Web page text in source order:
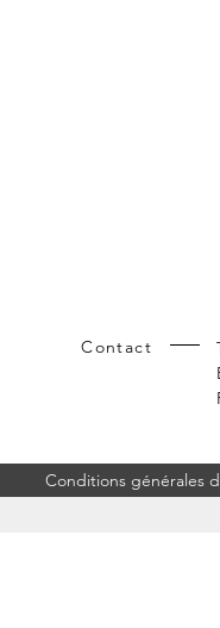
Contact
Conditions générales